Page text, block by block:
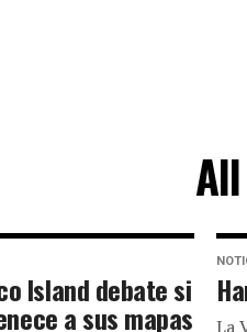
Island debate si
a sus mapas
La